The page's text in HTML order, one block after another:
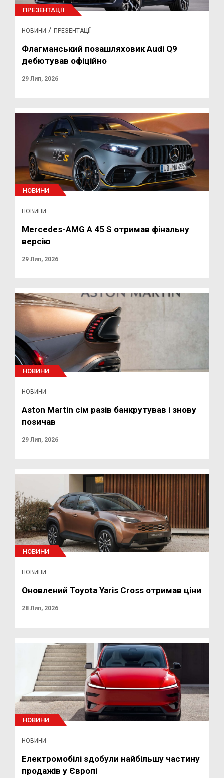
ПРЕЗЕНТАЦІЇ
НОВИНИ / ПРЕЗЕНТАЦІЇ
Флагманський позашляховик Audi Q9
дебютував офіційно
29 Лип, 2026
НОВИНИ
НОВИНИ
Mercedes-AMG A 45 S отримав фінальну
версію
29 Лип, 2026
НОВИНИ
НОВИНИ
Aston Martin сім разів банкрутував і знову
позичав
29 Лип, 2026
НОВИНИ
НОВИНИ
Оновлений Toyota Yaris Cross отримав ціни
28 Лип, 2026
НОВИНИ
НОВИНИ
Електромобілі здобули найбільшу частину
продажів у Європі